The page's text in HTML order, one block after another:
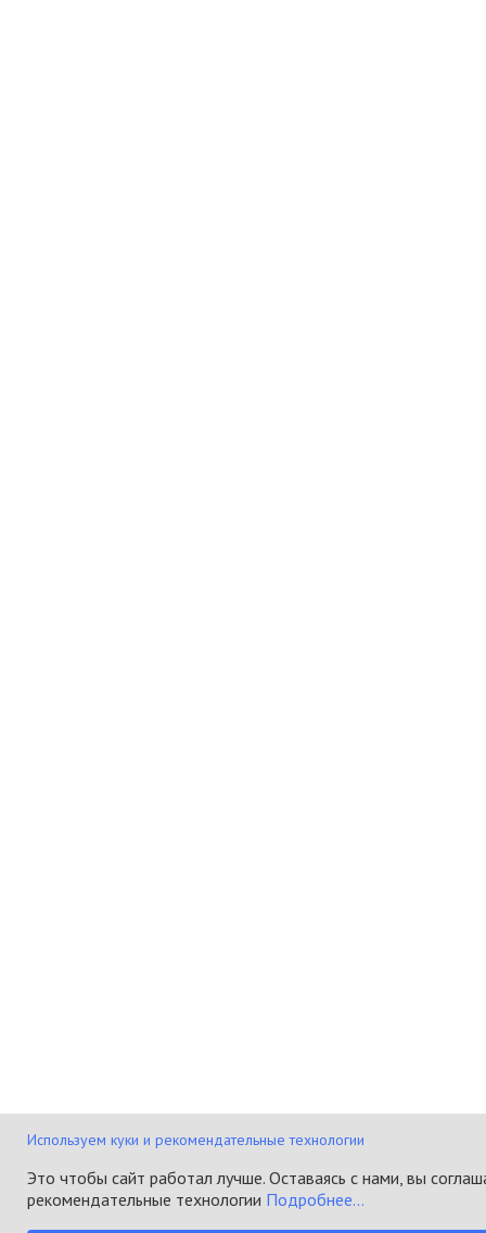
Используем куки и рекомендательные технологии
Это чтобы сайт работал лучше. Оставаясь с нами, вы
рекомендательные технологии Подробнее...